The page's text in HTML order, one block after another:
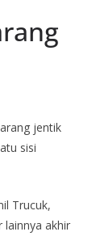
jentik
sisi
Trucuk,
lainnya akhir